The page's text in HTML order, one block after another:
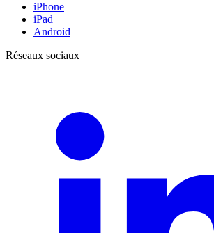
iPhone
iPad
Android
Réseaux sociaux